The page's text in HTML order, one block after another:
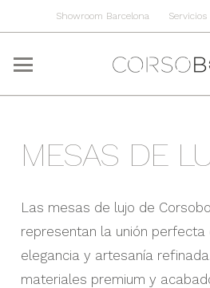
Showroom Barcelona Servicios
MESAS DE
Las mesas de lujo de
representan la unión perfecta
elegancia y artesanía
materiales premium y